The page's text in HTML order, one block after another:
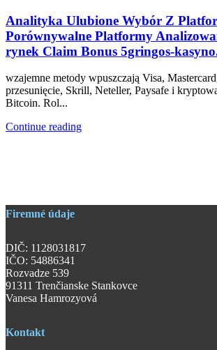
Analityka Ulubione Wybór Z
Porównywalne Platformy
rynek Claim Bonus 5gringos-
wzajemne metody wpuszczają Visa,
przesunięcie, Skrill, Neteller, Paysafe i
Bitcoin. Rol...
Continue reading
Firemné údaje
DIČ: 1128031817
IČO: 54886341
Rozvadze 539
91311 Trenčianske Stankovce
Vanesa Hamrozyová
Kontakt